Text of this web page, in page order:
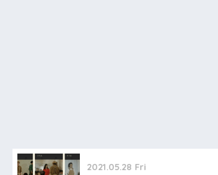
2021.05.28 Fri